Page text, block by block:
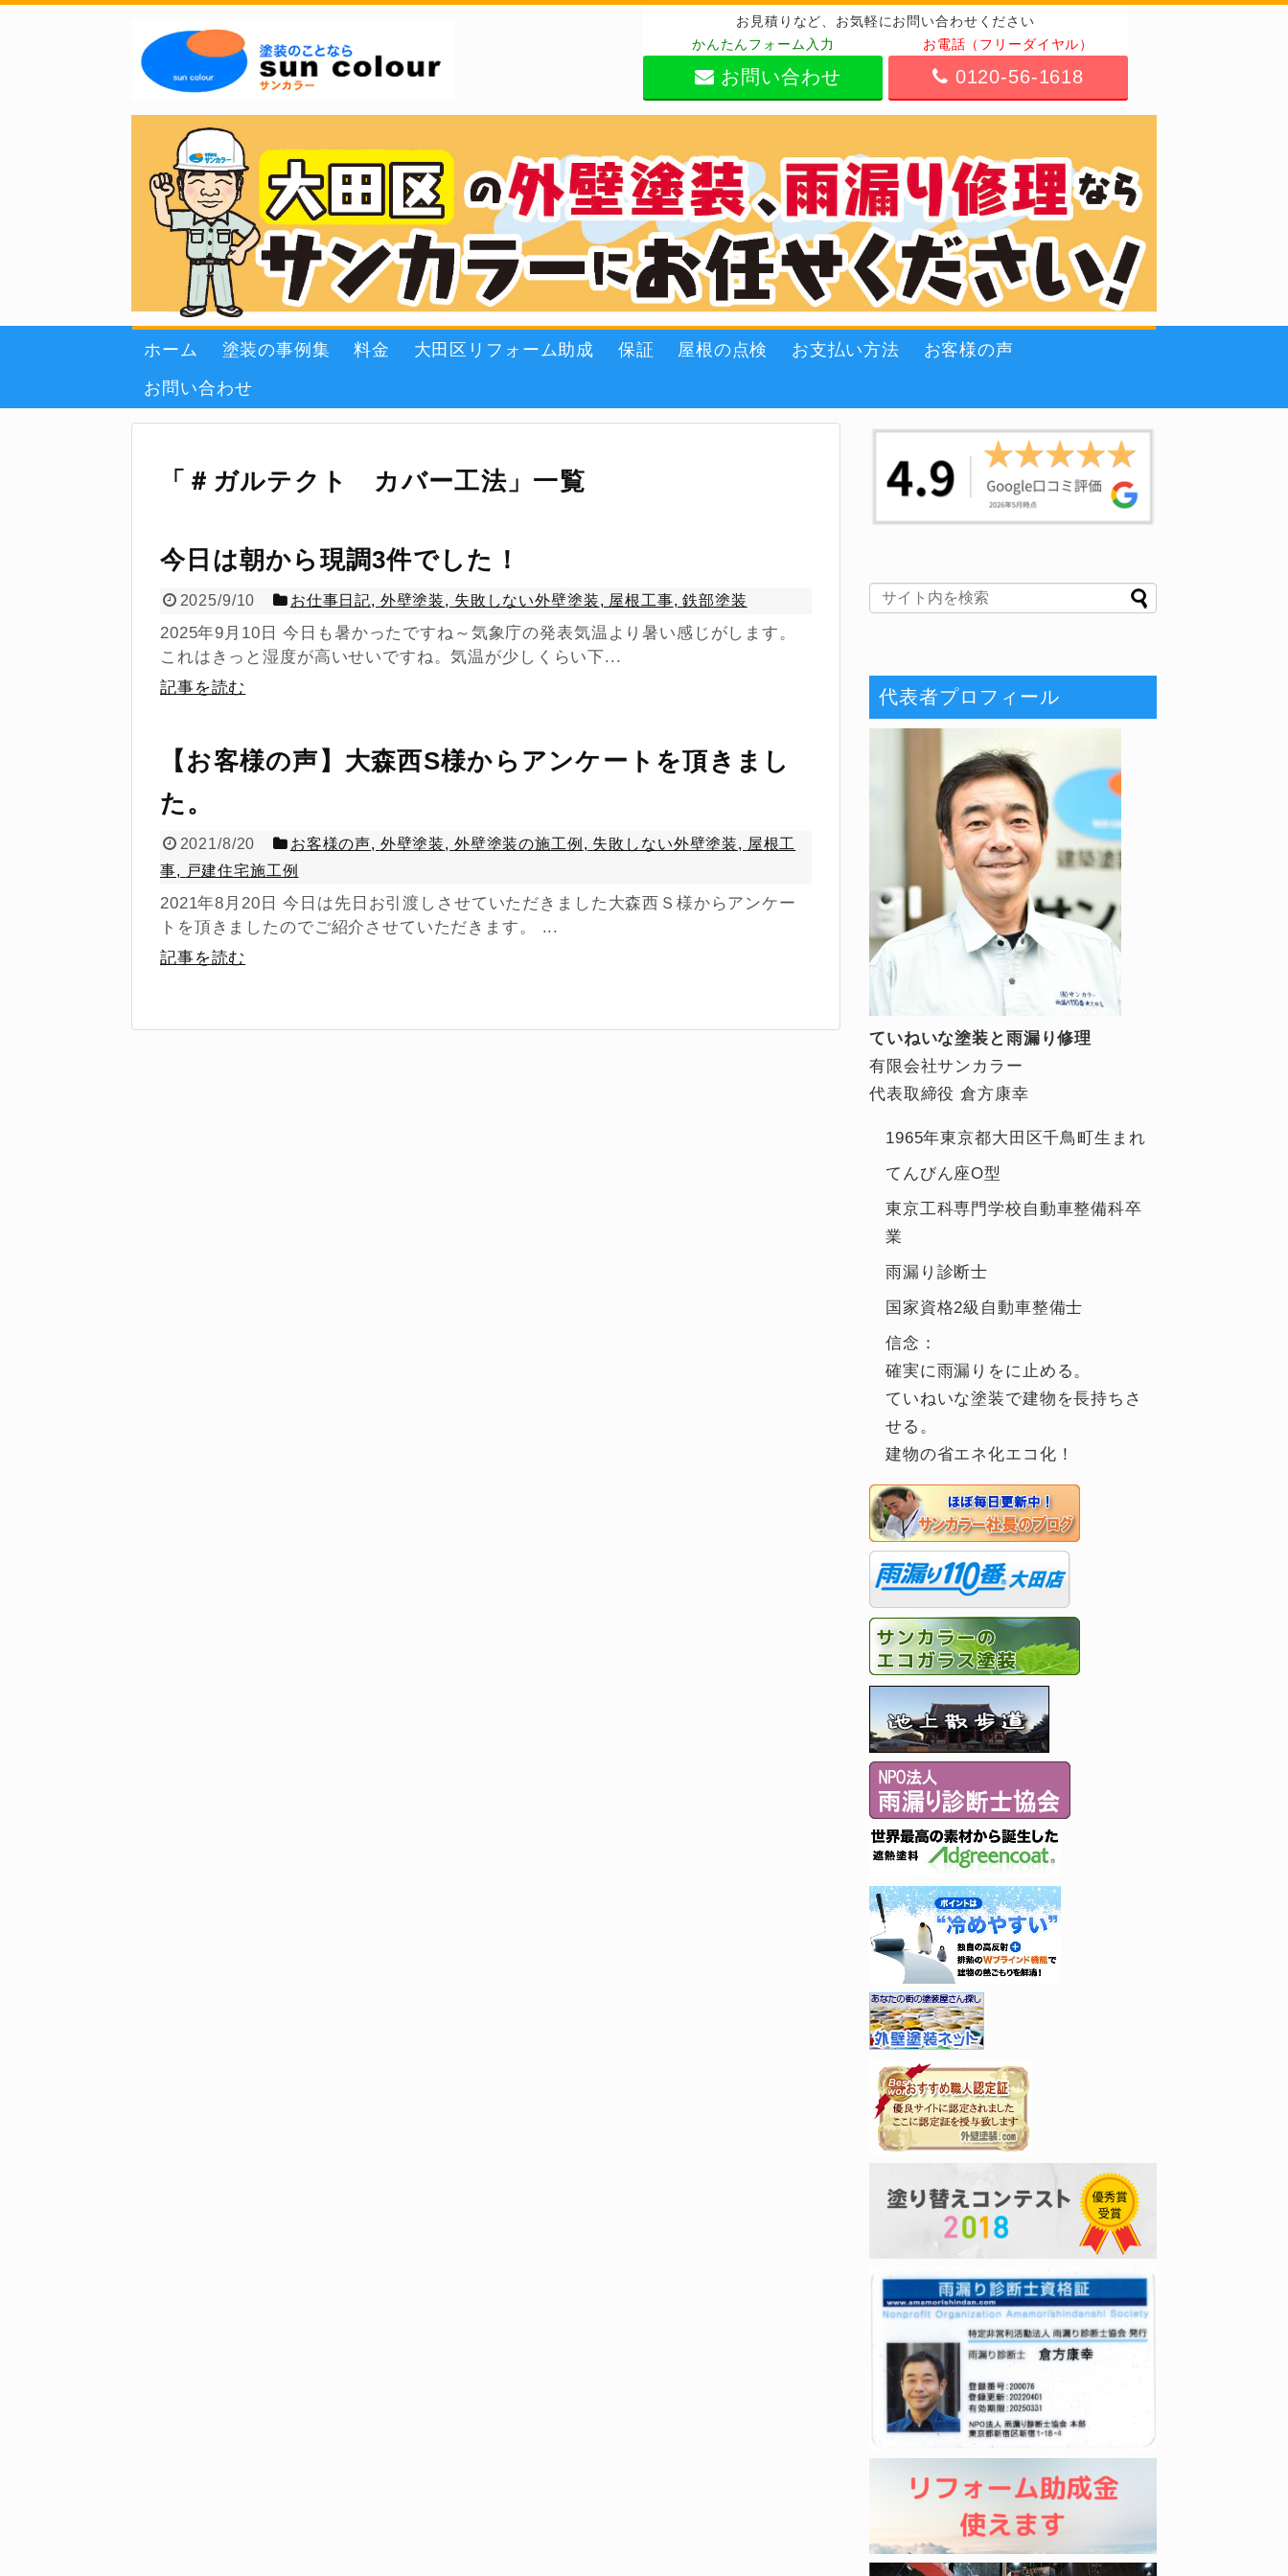
お見積りなど、お気軽にお問い合わせください
かんたんフォーム入力
お問い合わせ
お電話（フリーダイヤル）
0120-56-1618
ホーム 塗装の事例集 料金 大田区リフォーム助成 保証 屋根の点検 お支払い方法 お客様の声
お問い合わせ
「 ＃ガルテクト カバー工法」 一覧
今日は朝から現調3件でした！
2025/9/10 お仕事日記, 外壁塗装, 失敗しない外壁塗装, 屋根工事,鉄部塗装
2025年9月10日 今日も暑かったですね～気象庁の発表気温より暑い感じがします。
これはきっと湿度が高いせいですね。気温が少しくらい下...
記事を読む
【お客様の声】大森西S様からアンケートを頂きまし
た。
2021/8/20 お客様の声, 外壁塗装, 外壁塗装の施工例 , 失敗しない外壁塗装, 屋根工
事, 戸建住宅施工例
2021年8月20日 今日は先日お引渡しさせていただきました大森西Ｓ様からアンケー
トを頂きましたのでご紹介させていただきます。 ...
記事を読む
代表者プロフィール
ていねいな塗装と雨漏り修理
有限会社サンカラー
代表取締役 倉方康幸
1965年東京都大田区千鳥町生まれ
てんびん座O型
東京工科専門学校自動車整備科卒
業
雨漏り診断士
国家資格2級自動車整備士
信念：
確実に雨漏りをに止める。
ていねいな塗装で建物を長持ちさ
せる。
建物の省エネ化エコ化！